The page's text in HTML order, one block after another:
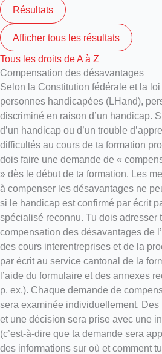
Résultats
Afficher tous les résultats
Tous les droits de A à Z
Compensation des désavantages
Selon la Constitution fédérale et la
personnes handicapées (LHand),
discriminé en raison d’un handicap.
d’un handicap ou d’un trouble
difficultés au cours de ta formation
dois faire une demande de «
» dès le début de ta formation. Les
à compenser les désavantages ne
si le handicap est confirmé par écrit
spécialisé reconnu. Tu dois adresser
compensation des désavantages de
des cours interentreprises et de la
par écrit au service cantonal de la
l’aide du formulaire et des annexes
p. ex.). Chaque demande de
sera examinée individuellement.
et une décision sera prise avec une
(c’est-à-dire que ta demande sera
des informations sur où et comment